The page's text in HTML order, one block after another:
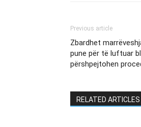
Previous article
Zbardhet
pune për të luftuar
përshpejtohen
RELATED ARTICLES